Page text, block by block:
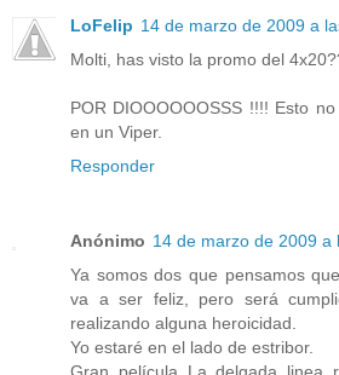
LoFelip 14 de marzo de 2009 a
Molti, has visto la promo del
POR DIOOOOOOSSS !!!! Esto
en un Viper.
Responder
Anónimo 14 de marzo de 2009 a
Ya somos dos que pensamos
va a ser feliz, pero será
realizando alguna heroicidad.
Yo estaré en el lado de estribor.
Gran película La delgada linea